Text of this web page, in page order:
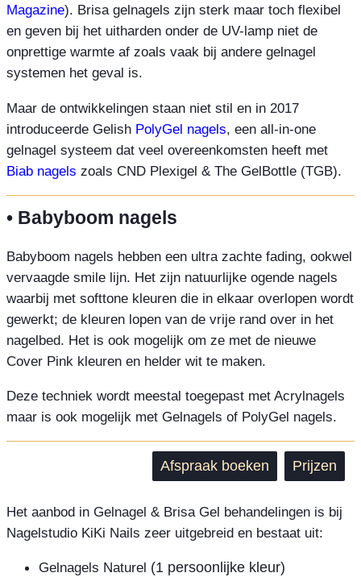
Magazine). Brisa gelnagels zijn sterk maar toch flexibel
en geven bij het uitharden onder de UV-lamp niet de
onprettige warmte af zoals vaak bij andere gelnagel
systemen het geval is.
Maar de ontwikkelingen staan niet stil en in 2017
introduceerde Gelish PolyGel nagels, een all-in-one
gelnagel systeem dat veel overeenkomsten heeft met
Biab nagels zoals CND Plexigel & The GelBottle (TGB).
• Babyboom nagels
Babyboom nagels hebben een ultra zachte fading, ookwel
vervaagde smile lijn. Het zijn natuurlijke ogende nagels
waarbij met softtone kleuren die in elkaar overlopen wordt
gewerkt; de kleuren lopen van de vrije rand over in het
nagelbed. Het is ook mogelijk om ze met de nieuwe
Cover Pink kleuren en helder wit te maken.
Deze techniek wordt meestal toegepast met Acrylnagels
maar is ook mogelijk met Gelnagels of PolyGel nagels.
Afspraak boeken Prijzen
Het aanbod in Gelnagel & Brisa Gel behandelingen is bij
Nagelstudio KiKi Nails zeer uitgebreid en bestaat uit:
Gelnagels Naturel (1 persoonlijke kleur)